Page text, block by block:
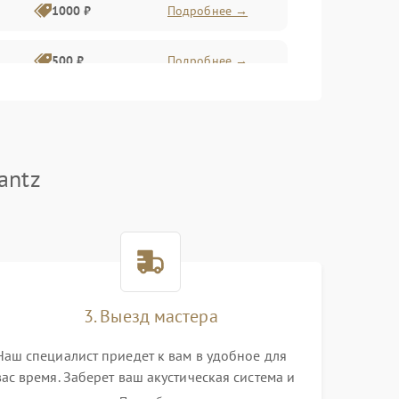
1000 ₽ Подробнее →
500 ₽ Подробнее →
1000 ₽ Подробнее →
1000 ₽ Подробнее →
3. Выезд мастера
специалист приедет к вам в удобное для
время. Заберет ваш акустическая система и